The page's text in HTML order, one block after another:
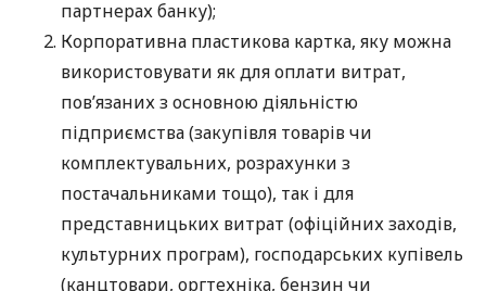
партнерах банку);
Корпоративна пластикова картка, яку можна
використовувати як для оплати витрат,
пов’язаних з основною діяльністю
підприємства (закупівля товарів чи
комплектувальних, розрахунки з
постачальниками тощо), так і для
представницьких витрат (офіційних заходів,
культурних програм), господарських купівель
(канцтовари, оргтехніка, бензин чи